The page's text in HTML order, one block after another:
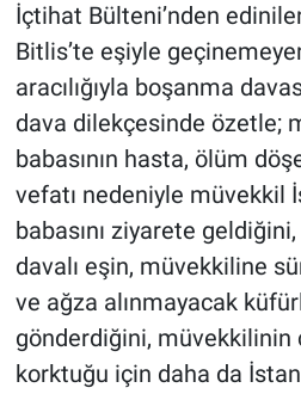
İçtihat Bülteni’nden
Bitlis’te eşiyle
aracılığıyla boşanma
dava dilekçesinde özetle;
babasının hasta, ölüm
vefatı nedeniyle müvekkil
babasını ziyarete
davalı eşin, müvekkiline
ve ağza alınmayacak
gönderdiğini, müvekkilinin
korktuğu için daha da